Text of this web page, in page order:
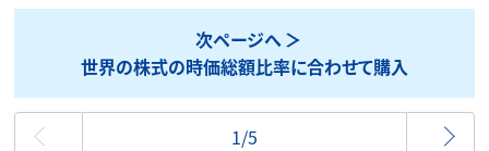
次ページへ
世界の株式の時価総額比率に合わせて購入
最初
1/5